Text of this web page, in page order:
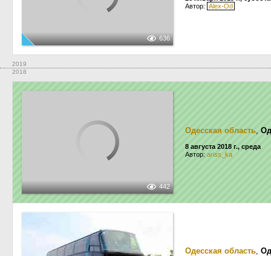
636
Автор: Alex-Od
2019
2018
442
Одесская область,
8 августа 2018 г., среда
Автор: ariss_ka
Одесская область,